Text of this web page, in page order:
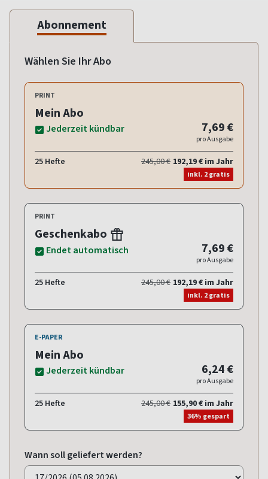
Abonnement
Wählen Sie Ihr Abo
PRINT
Mein Abo
Jederzeit kündbar 7,69 €
pro Ausgabe
25 Hefte 245,00 € 192,19 € im Jahr
inkl. 2 gratis
PRINT
Geschenkabo
Endet automatisch 7,69 €
pro Ausgabe
25 Hefte 245,00 € 192,19 € im Jahr
inkl. 2 gratis
E-PAPER
Mein Abo
Jederzeit kündbar 6,24 €
pro Ausgabe
25 Hefte 245,00 € 155,90 € im Jahr
36% gespart
Wann soll geliefert werden?